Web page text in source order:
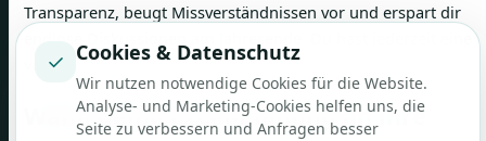
Transparenz, beugt Missverständnissen vor und erspart dir
verlässliche Datengrundlage zur Hand.
Wann deine Excel-Planung an ihre
✓ Cookies & Datenschutz
Wir nutzen notwendige Cookies für die Website.
Analyse- und Marketing-Cookies helfen uns, die
Seite zu verbessern und Anfragen besser